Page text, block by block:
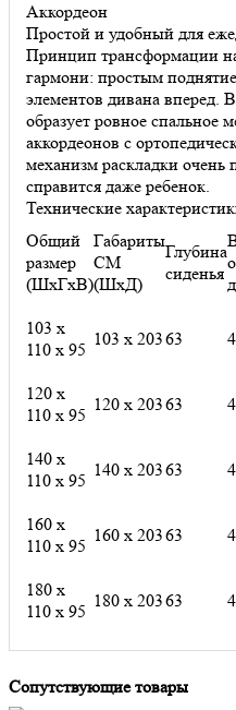
Аккордеон
Простой и удобный для
Принцип трансформации
гармони: простым
элементов дивана вперед.
образует ровное спальное
аккордеонов с
механизм раскладки
справится даже ребенок.
Технические
Общий
размер
(ШхГхВ)
Габариты
СМ
(ШхД)
Глубина
сиденья
103 х
110 х 95
103 х 20363
120 х
110 х 95
120 х 20363
140 х
110 х 95
140 х 20363
160 х
110 х 95
160 х 20363
180 х
110 х 95
180 х 20363
Сопутствующие товары